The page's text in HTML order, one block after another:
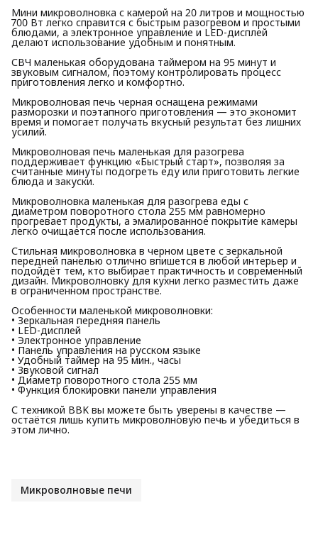
Мини микроволновка с камерой на 20 литров и мощностью
700 Вт легко справится с быстрым разогревом и простыми
блюдами, а электронное управление и LED-дисплей
делают использование удобным и понятным.
СВЧ маленькая оборудована таймером на 95 минут и
звуковым сигналом, поэтому контролировать процесс
приготовления легко и комфортно.
Микроволновая печь черная оснащена режимами
разморозки и поэтапного приготовления — это экономит
время и помогает получать вкусный результат без лишних
усилий.
Микроволновая печь маленькая для разогрева
поддерживает функцию «Быстрый старт», позволяя за
считанные минуты подогреть еду или приготовить легкие
блюда и закуски.
Микроволновка маленькая для разогрева еды с
диаметром поворотного стола 255 мм равномерно
прогревает продукты, а эмалированное покрытие камеры
легко очищается после использования.
Стильная микроволновка в черном цвете с зеркальной
передней панелью отлично впишется в любой интерьер и
подойдёт тем, кто выбирает практичность и современный
дизайн. Микроволновку для кухни легко разместить даже
в ограниченном пространстве.
Особенности маленькой микроволновки:
• Зеркальная передняя панель
• LED-дисплей
• Электронное управление
• Панель управления на русском языке
• Удобный таймер на 95 мин., часы
• Звуковой сигнал
• Диаметр поворотного стола 255 мм
• Функция блокировки панели управления
С техникой BBK вы можете быть уверены в качестве —
остаётся лишь купить микроволновую печь и убедиться в
этом лично.
Микроволновые печи